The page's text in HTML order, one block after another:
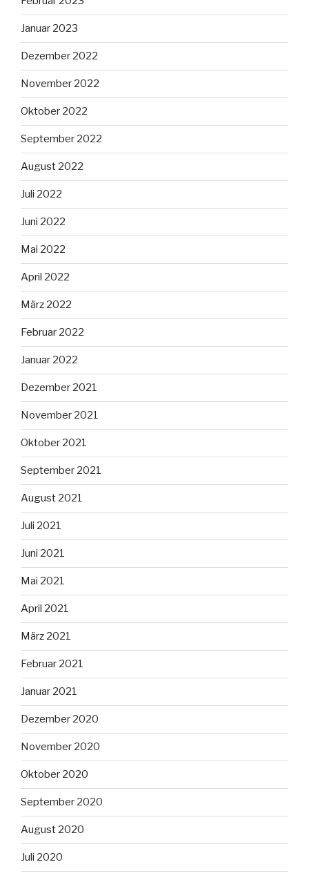
Januar 2023
Dezember 2022
November 2022
Oktober 2022
September 2022
August 2022
Juli 2022
Juni 2022
Mai 2022
April 2022
März 2022
Februar 2022
Januar 2022
Dezember 2021
November 2021
Oktober 2021
September 2021
August 2021
Juli 2021
Juni 2021
Mai 2021
April 2021
März 2021
Februar 2021
Januar 2021
Dezember 2020
November 2020
Oktober 2020
September 2020
August 2020
Juli 2020